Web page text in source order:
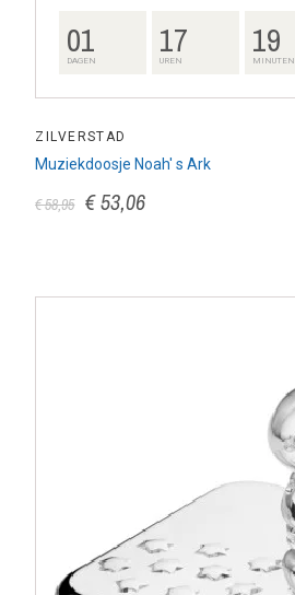
01
DAGEN 17
UREN 19
MINUTEN
ZILVERSTAD
Muziekdoosje Noah' s Ark
€ 58,95 € 53,06